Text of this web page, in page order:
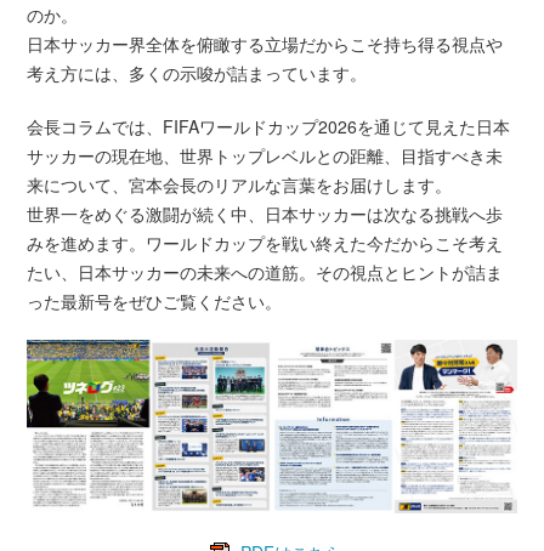
のか。
日本サッカー界全体を俯瞰する立場だからこそ持ち得る視点や
考え方には、多くの示唆が詰まっています。
会長コラムでは、FIFAワールドカップ2026を通じて見えた日本
サッカーの現在地、世界トップレベルとの距離、目指すべき未
来について、宮本会長のリアルな言葉をお届けします。
世界一をめぐる激闘が続く中、日本サッカーは次なる挑戦へ歩
みを進めます。ワールドカップを戦い終えた今だからこそ考え
たい、日本サッカーの未来への道筋。その視点とヒントが詰ま
った最新号をぜひご覧ください。